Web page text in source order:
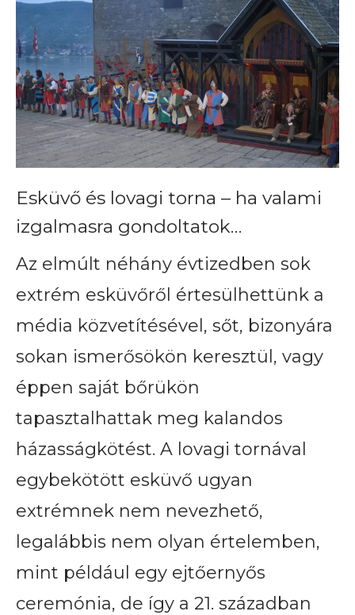
Esküvő és lovagi torna – ha valami
izgalmasra gondoltatok…
Az elmúlt néhány évtizedben sok
extrém esküvőről értesülhettünk a
média közvetítésével, sőt, bizonyára
sokan ismerősökön keresztül, vagy
éppen saját bőrükön
tapasztalhattak meg kalandos
házasságkötést. A lovagi tornával
egybekötött esküvő ugyan
extrémnek nem nevezhető,
legalábbis nem olyan értelemben,
mint például egy ejtőernyős
ceremónia, de így a 21. században